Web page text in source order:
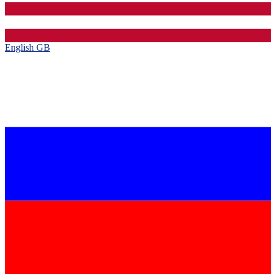
English GB‎